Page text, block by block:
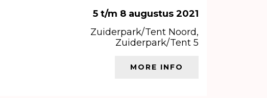
5 t/m 8 augustus 2021
Zuiderpark/Tent Noord,
Zuiderpark/Tent 5
MORE INFO